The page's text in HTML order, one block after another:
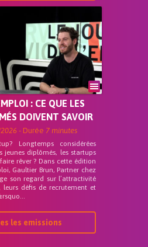
: CE QUE LES
DOIVENT SAVOIR
- Durée 7 minutes
Longtemps considérées
jeunes diplômés, les startups
rêver ? Dans cette édition
Gaultier Brun, Partner chez
son regard sur l’attractivité
leurs défis de recrutement et
les emissions